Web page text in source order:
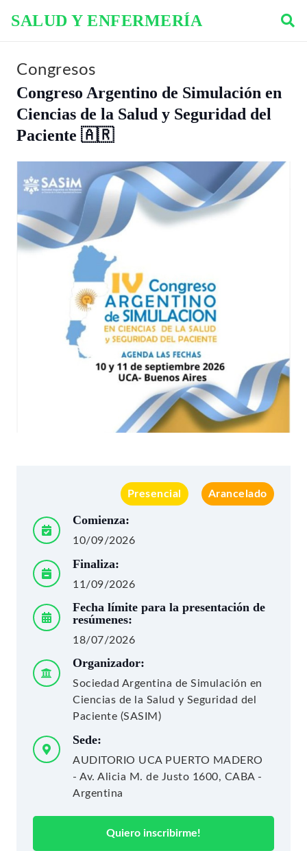
SALUD Y ENFERMERÍA
Congresos
Congreso Argentino de Simulación en
Ciencias de la Salud y Seguridad del
Paciente 🇦🇷
Presencial Arancelado
Comienza:
10/09/2026
Finaliza:
11/09/2026
Fecha límite para la presentación de
resúmenes:
18/07/2026
Organizador:
Sociedad Argentina de Simulación en
Ciencias de la Salud y Seguridad del
Paciente (SASIM)
Sede:
AUDITORIO UCA PUERTO MADERO
- Av. Alicia M. de Justo 1600, CABA -
Argentina
Quiero inscribirme!